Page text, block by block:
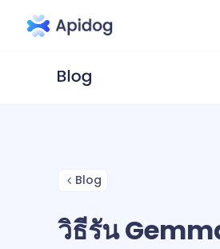
Blog
วิธีรัน